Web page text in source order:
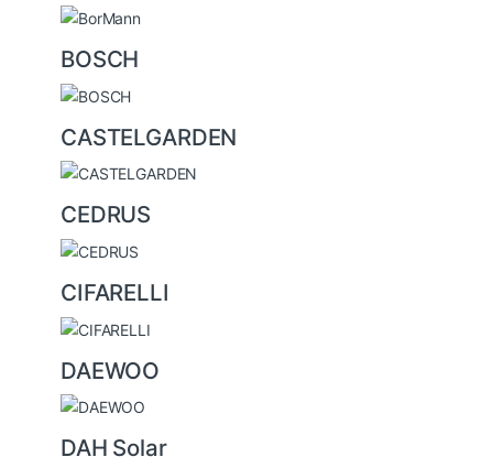
BOSCH
CASTELGARDEN
CEDRUS
CIFARELLI
DAEWOO
DAH Solar